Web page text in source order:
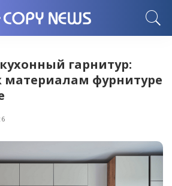
гарнитур:
материалам фурнитуре